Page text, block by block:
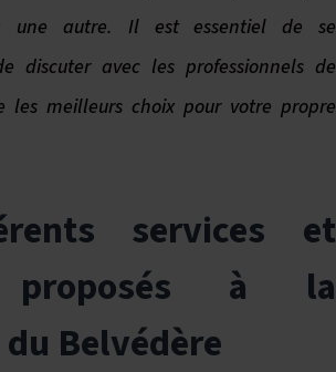
une autre. Il est essentiel de se
discuter avec les professionnels de
les meilleurs choix pour votre propre
services et
proposés à la
Belvédère